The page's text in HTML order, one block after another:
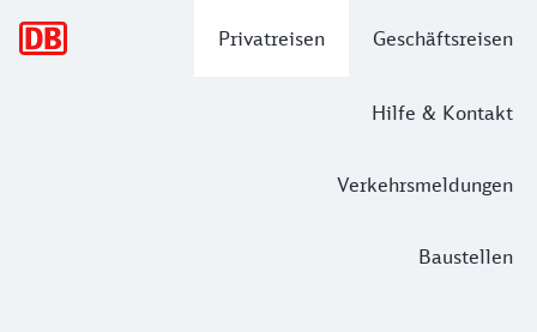
Privatreisen Geschäftsreisen
Hilfe & Kontakt
Verkehrsmeldungen
Baustellen